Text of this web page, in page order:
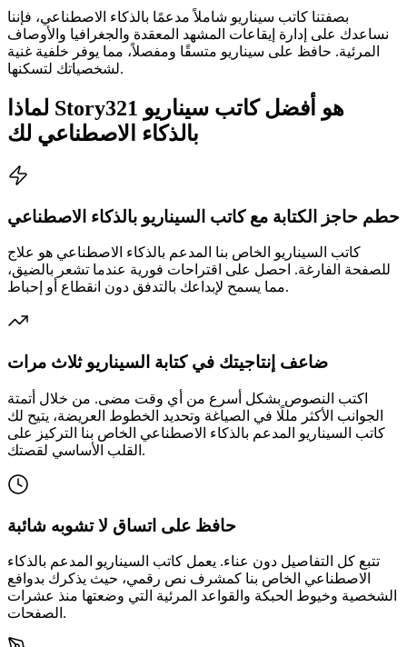
بصفتنا كاتب سيناريو شاملاً مدعمًا بالذكاء الاصطناعي، فإننا
نساعدك على إدارة إيقاعات المشهد المعقدة والجغرافيا والأوصاف
المرئية. حافظ على سيناريو متسقًا ومفصلاً، مما يوفر خلفية غنية
لشخصياتك لتسكنها.
لماذا Story321 هو أفضل كاتب سيناريو
بالذكاء الاصطناعي لك
حطم حاجز الكتابة مع كاتب السيناريو بالذكاء الاصطناعي
كاتب السيناريو الخاص بنا المدعم بالذكاء الاصطناعي هو علاج
للصفحة الفارغة. احصل على اقتراحات فورية عندما تشعر بالضيق،
مما يسمح لإبداعك بالتدفق دون انقطاع أو إحباط.
ضاعف إنتاجيتك في كتابة السيناريو ثلاث مرات
اكتب النصوص بشكل أسرع من أي وقت مضى. من خلال أتمتة
الجوانب الأكثر مللًا في الصياغة وتحديد الخطوط العريضة، يتيح لك
كاتب السيناريو المدعم بالذكاء الاصطناعي الخاص بنا التركيز على
القلب الأساسي لقصتك.
حافظ على اتساق لا تشوبه شائبة
تتبع كل التفاصيل دون عناء. يعمل كاتب السيناريو المدعم بالذكاء
الاصطناعي الخاص بنا كمشرف نص رقمي، حيث يذكرك بدوافع
الشخصية وخيوط الحبكة والقواعد المرئية التي وضعتها منذ عشرات
الصفحات.